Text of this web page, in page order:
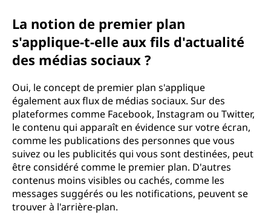
La notion de premier plan
s'applique-t-elle aux fils d'actualité
des médias sociaux ?
Oui, le concept de premier plan s'applique
également aux flux de médias sociaux. Sur des
plateformes comme Facebook, Instagram ou Twitter,
le contenu qui apparaît en évidence sur votre écran,
comme les publications des personnes que vous
suivez ou les publicités qui vous sont destinées, peut
être considéré comme le premier plan. D'autres
contenus moins visibles ou cachés, comme les
messages suggérés ou les notifications, peuvent se
trouver à l'arrière-plan.